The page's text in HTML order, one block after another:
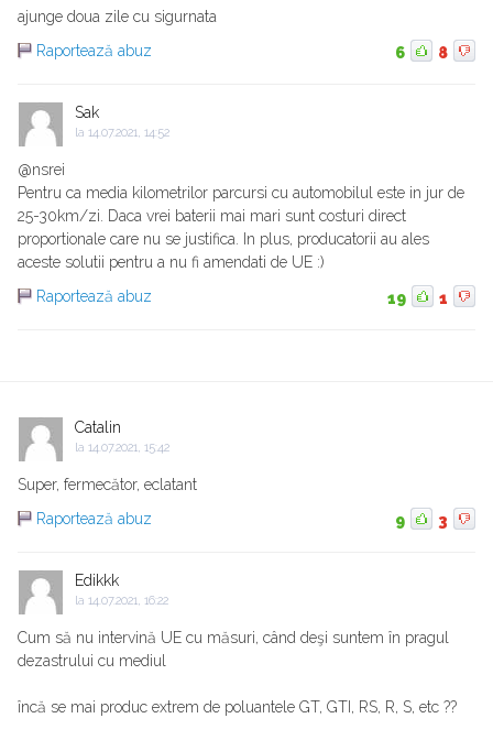
ajunge doua zile cu sigurnata
Raportează abuz
6 8
Sak
la 14.07.2021, 14:52
@nsrei
Pentru ca media kilometrilor parcursi cu automobilul este in jur de
25-30km/zi. Daca vrei baterii mai mari sunt costuri direct
proportionale care nu se justifica. In plus, producatorii au ales
aceste solutii pentru a nu fi amendati de UE :)
Raportează abuz
19 1
Catalin
la 14.07.2021, 15:42
Super, fermecător, eclatant
Raportează abuz
9 3
Edikkk
la 14.07.2021, 16:22
Cum să nu intervină UE cu măsuri, când deşi suntem în pragul
dezastrului cu mediul
încă se mai produc extrem de poluantele GT, GTI, RS, R, S, etc ??